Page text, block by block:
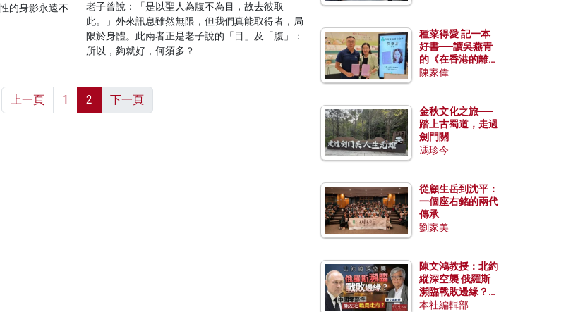
的身影永遠不
老子曾說：「是以聖人為腹不為目，故去彼取
此。」外來訊息雖然無限，但我們真能取得者，局
限於身體。此兩者正是老子說的「目」及「腹」：
所以，夠就好，何須多？
上一頁 1 2 下一頁
種菜得愛 記一本
好書──讀吳燕青
的《在香港的離島
種菜》
陳家偉
金秋文化之旅──
踏上古蜀道，走過
劍門關
馮珍今
從顧生岳到沈平：
一個座右銘的兩代
傳承
劉家美
陳文鴻教授：北約
縱深空襲 俄羅斯
瀕臨戰敗邊緣？中
國零部件能左右戰
本社編輯部